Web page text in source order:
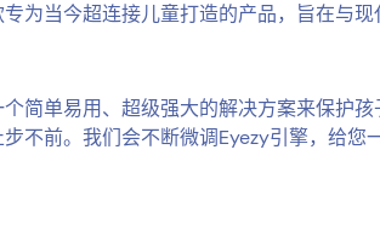
为当今超连接儿童打造的产品，旨在与现
简单易用、超级强大的解决方案来保护
不前。我们会不断微调Eyezy引擎，给您